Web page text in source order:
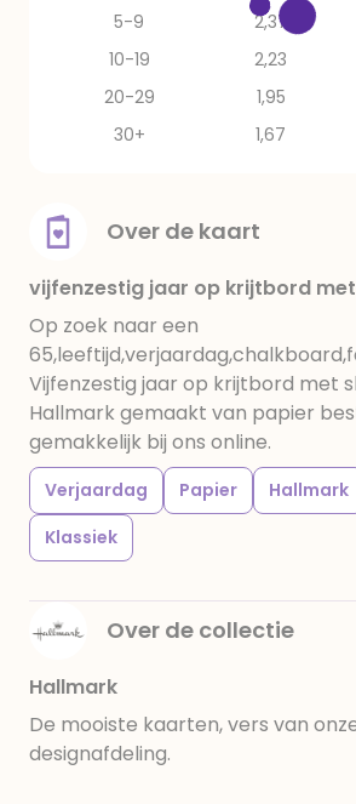
5-9
2,37
10-19
2,23
20-29
1,95
30+
1,67
Over de kaart
vijfenzestig jaar op krijtbord
Op zoek naar een
Vijfenzestig jaar op krijtbord met
Hallmark gemaakt van papier
gemakkelijk bij ons online.
Verjaardag Papier Hallmark
Klassiek
Over de collectie
Hallmark
De mooiste kaarten, vers van
designafdeling.